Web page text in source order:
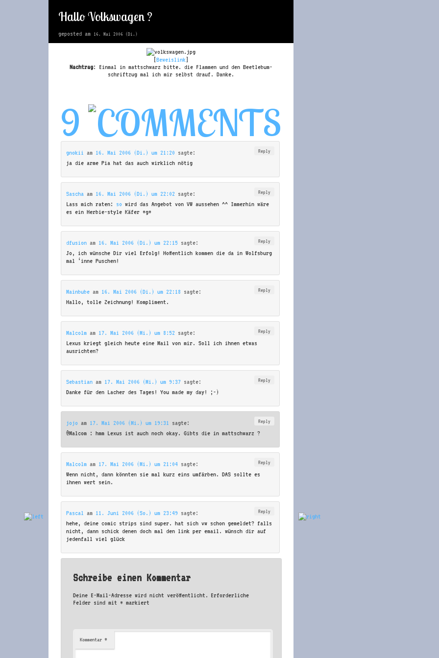
Hallo Volkswagen ?
geposted am 16. Mai 2006 (Di.)
[Beweislink]
Nachtrag: Einmal in mattschwarz bitte. die Flammen und den Beetlebum-
schriftzug mal ich mir selbst drauf. Danke.
9
gnokii am 16. Mai 2006 (Di.) um 21:20 sagte: Reply
ja die arme Pia hat das auch wirklich nötig
Sascha am 16. Mai 2006 (Di.) um 22:02 sagte: Reply
Lass mich raten: so wird das Angebot von VW aussehen ^^ Immerhin wäre
es ein Herbie-style Käfer *g*
dfusion am 16. Mai 2006 (Di.) um 22:15 sagte: Reply
Jo, ich wünsche Dir viel Erfolg! Hoffentlich kommen die da in Wolfsburg
mal ‘inne Puschen!
Mainbube am 16. Mai 2006 (Di.) um 22:18 sagte: Reply
Hallo, tolle Zeichnung! Kompliment.
Malcolm am 17. Mai 2006 (Mi.) um 8:52 sagte: Reply
Lexus kriegt gleich heute eine Mail von mir. Soll ich ihnen etwas
ausrichten?
Sebastian am 17. Mai 2006 (Mi.) um 9:37 sagte: Reply
Danke für den Lacher des Tages! You made my day! ;-)
jojo am 17. Mai 2006 (Mi.) um 19:31 sagte: Reply
@Malcom : hmm Lexus ist auch noch okay. Gibts die in mattschwarz ?
Malcolm am 17. Mai 2006 (Mi.) um 21:04 sagte: Reply
Wenn nicht, dann könnten sie mal kurz eins umfärben. DAS sollte es
ihnen wert sein.
Pascal am 11. Juni 2006 (So.) um 23:49 sagte: Reply
hehe, deine comic strips sind super. hat sich vw schon gemeldet? falls
nicht, dann schick denen doch mal den link per email. wünsch dir auf
jedenfall viel glück
Schreibe einen Kommentar
Deine E-Mail-Adresse wird nicht veröffentlicht. Erforderliche
Felder sind mit * markiert
Kommentar *